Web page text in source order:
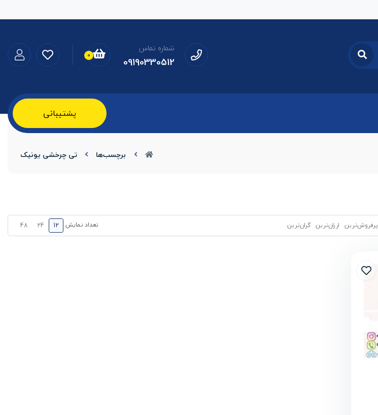
شماره تماس
09190330512
0
پشتیبانی
برچسب‌ها تی چرخشی یونیک
پرفروش‌ترین ارزان‌ترین گران‌ترین تعداد نمایش 12
24
48